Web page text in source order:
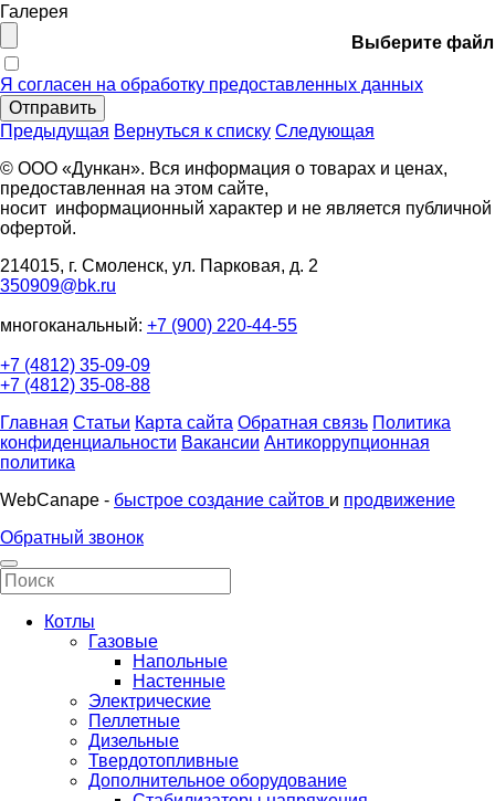
Галерея
Выберите файл
Я согласен на обработку предоставленных данных
Отправить
Предыдущая Вернуться к списку Следующая
© ООО «Дункан». Вся информация о товарах и ценах,
предоставленная на этом сайте,
носит информационный характер и не является публичной
офертой.
214015, г. Смоленск, ул. Парковая, д. 2
350909@bk.ru
многоканальный: +7 (900) 220-44-55
+7 (4812) 35-09-09
+7 (4812) 35-08-88
Главная Статьи Карта сайта Обратная связь Политика
конфиденциальности Вакансии Антикоррупционная
политика
WebCanape - быстрое создание сайтов и продвижение
Обратный звонок
Котлы
Газовые
Напольные
Настенные
Электрические
Пеллетные
Дизельные
Твердотопливные
Дополнительное оборудование